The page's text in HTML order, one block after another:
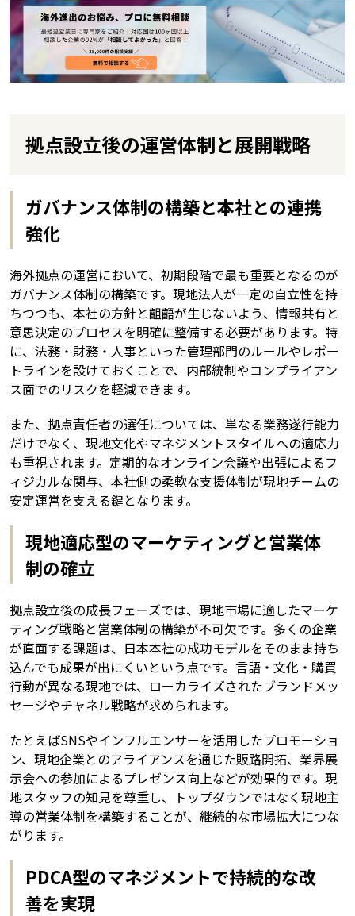
拠点設立後の運営体制と展開戦略
ガバナンス体制の構築と本社との連携
強化
海外拠点の運営において、初期段階で最も重要となるのが
ガバナンス体制の構築です。現地法人が一定の自立性を持
ちつつも、本社の方針と齟齬が生じないよう、情報共有と
意思決定のプロセスを明確に整備する必要があります。特
に、法務・財務・人事といった管理部門のルールやレポー
トラインを設けておくことで、内部統制やコンプライアン
ス面でのリスクを軽減できます。
また、拠点責任者の選任については、単なる業務遂行能力
だけでなく、現地文化やマネジメントスタイルへの適応力
も重視されます。定期的なオンライン会議や出張によるフ
ィジカルな関与、本社側の柔軟な支援体制が現地チームの
安定運営を支える鍵となります。
現地適応型のマーケティングと営業体
制の確立
拠点設立後の成長フェーズでは、現地市場に適したマーケ
ティング戦略と営業体制の構築が不可欠です。多くの企業
が直面する課題は、日本本社の成功モデルをそのまま持ち
込んでも成果が出にくいという点です。言語・文化・購買
行動が異なる現地では、ローカライズされたブランドメッ
セージやチャネル戦略が求められます。
たとえばSNSやインフルエンサーを活用したプロモーショ
ン、現地企業とのアライアンスを通じた販路開拓、業界展
示会への参加によるプレゼンス向上などが効果的です。現
地スタッフの知見を尊重し、トップダウンではなく現地主
導の営業体制を構築することが、継続的な市場拡大につな
がります。
PDCA型のマネジメントで持続的な改
善を実現